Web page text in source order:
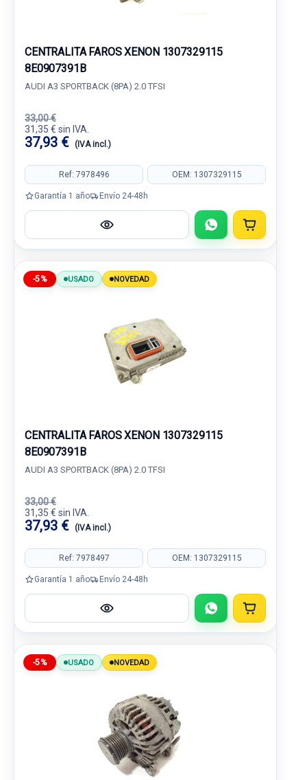
CENTRALITA FAROS XENON 1307329115
8E0907391B
AUDI A3 SPORTBACK (8PA) 2.0 TFSI
33,00 €
31,35 € sin IVA.
37,93 € (IVA incl.)
Ref: 7978496 OEM: 1307329115
Garantía 1 año Envío 24-48h
-5% USADO NOVEDAD
CENTRALITA FAROS XENON 1307329115
8E0907391B
AUDI A3 SPORTBACK (8PA) 2.0 TFSI
33,00 €
31,35 € sin IVA.
37,93 € (IVA incl.)
Ref: 7978497 OEM: 1307329115
Garantía 1 año Envío 24-48h
-5% USADO NOVEDAD